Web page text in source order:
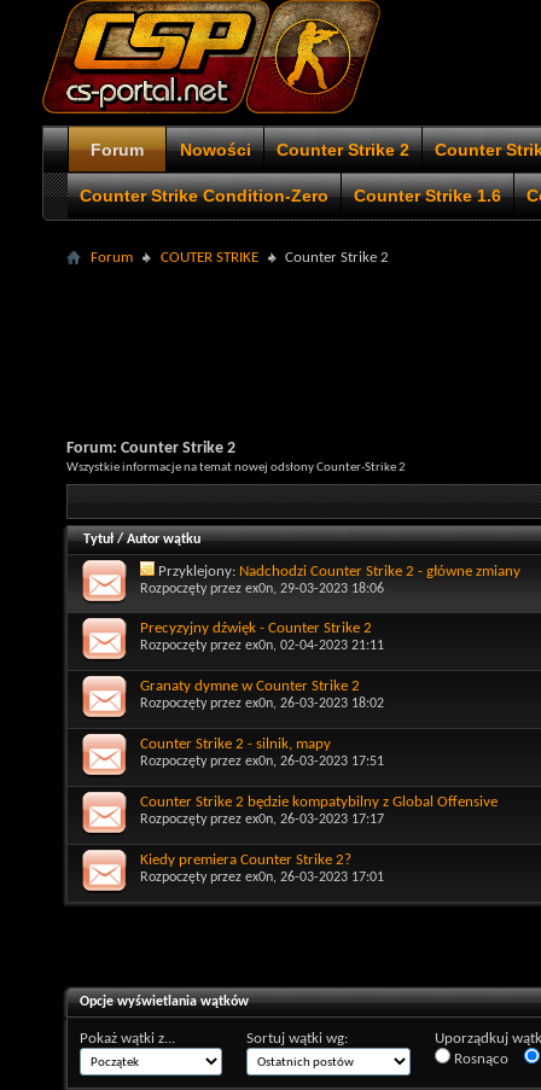
Forum Nowości Counter Strike 2 Counter
Counter Strike Condition-Zero Counter Strike 1.6
Forum COUTER STRIKE Counter Strike 2
Forum: Counter Strike 2
Wszystkie informacje na temat nowej odsłony Counter-Strike 2
Tytuł/Autor wątku
Przyklejony: Nadchodzi Counter Strike 2 - główne zmiany
Rozpoczęty przez ex0n, 29-03-2023 18:06
Precyzyjny dźwięk - Counter Strike 2
Rozpoczęty przez ex0n, 02-04-2023 21:11
Granaty dymne w Counter Strike 2
Rozpoczęty przez ex0n, 26-03-2023 18:02
Counter Strike 2 - silnik, mapy
Rozpoczęty przez ex0n, 26-03-2023 17:51
Counter Strike 2 będzie kompatybilny z Global Offensive
Rozpoczęty przez ex0n, 26-03-2023 17:17
Kiedy premiera Counter Strike 2?
Rozpoczęty przez ex0n, 26-03-2023 17:01
Opcje wyświetlania wątków
Pokaż wątki z... Sortuj wątki wg:
Uporządkuj
Rosnąco